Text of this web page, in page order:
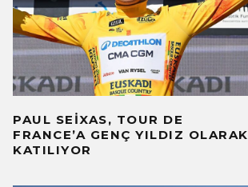
PAUL SEIXAS, TOUR DE
FRANCE’A GENÇ YILDIZ OLARAK
KATILIYOR